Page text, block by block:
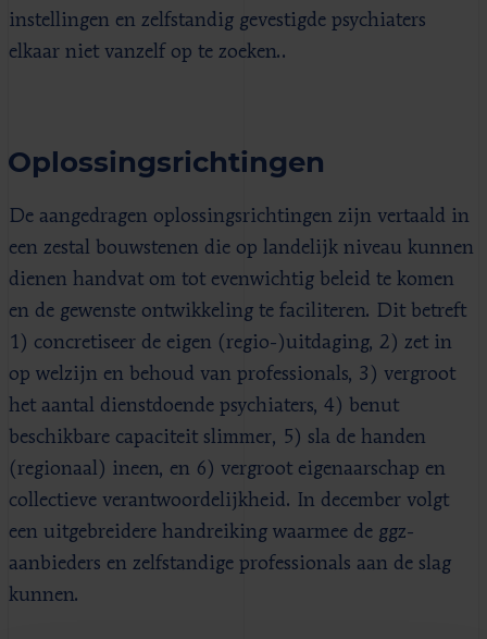
instellingen en zelfstandig gevestigde psychiaters
elkaar niet vanzelf op te zoeken..
Oplossingsrichtingen
De aangedragen oplossingsrichtingen zijn vertaald in
een zestal bouwstenen die op landelijk niveau kunnen
dienen handvat om tot evenwichtig beleid te komen
en de gewenste ontwikkeling te faciliteren. Dit betreft
1) concretiseer de eigen (regio-)uitdaging, 2) zet in
op welzijn en behoud van professionals, 3) vergroot
het aantal dienstdoende psychiaters, 4) benut
beschikbare capaciteit slimmer, 5) sla de handen
(regionaal) ineen, en 6) vergroot eigenaarschap en
collectieve verantwoordelijkheid. In december volgt
een uitgebreidere handreiking waarmee de ggz-
aanbieders en zelfstandige professionals aan de slag
kunnen.